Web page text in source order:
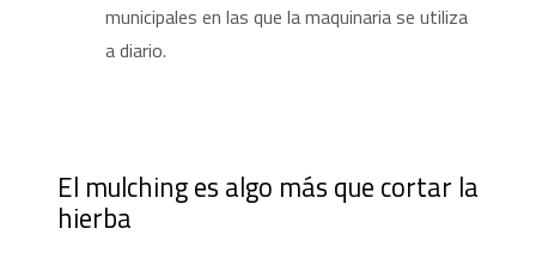
municipales en las que la maquinaria se utiliza
a diario.
El mulching es algo más que cortar la
hierba